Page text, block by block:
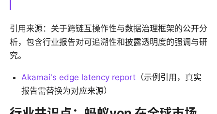
引用来源：关于跨链互操作性与数据治理框架的公开分
析，包含行业报告对可追溯性和披露透明度的强调与研
究。
Akamai's edge latency report （示例引用，真实
报告需替换为对应来源）